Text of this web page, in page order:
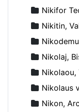
Nikifor
Nikitin,
Nikolaj,
Nikolaou,
Nikolaus
Nikon,